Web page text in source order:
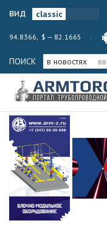
вид
94.8366, $ — 82.1665
ПОИСК в новостях